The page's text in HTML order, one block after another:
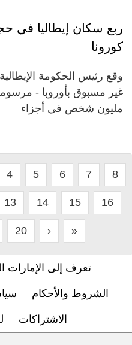
ربع سكان إيطاليا
كورونا
وقع رئيس الحكومة
مليون شخص في أجزاء
4 5 6 7 8
13 14 15 16
20 › »
تعرف إلى الإمارات
الشروط والأحكام
الاشتراكات